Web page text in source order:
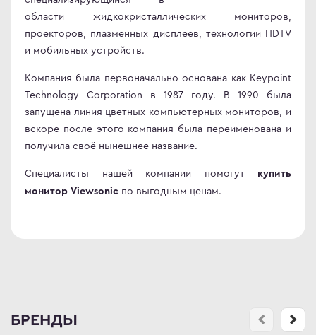
области жидкокристаллических мониторов,
проекторов, плазменных дисплеев, технологии HDTV
и мобильных устройств.
Компания была первоначально основана как Keypoint
Technology Corporation в 1987 году. В 1990 была
запущена линия цветных компьютерных мониторов, и
вскоре после этого компания была переименована и
получила своё нынешнее название.
Специалисты нашей компании помогут
купить
монитор Viewsonic по выгодным ценам.
БРЕНДЫ